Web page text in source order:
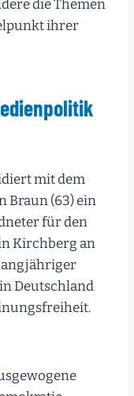
die Themen
ihrer
mit dem
Braun (63) ein
für den
Kirchberg an
Deutschland